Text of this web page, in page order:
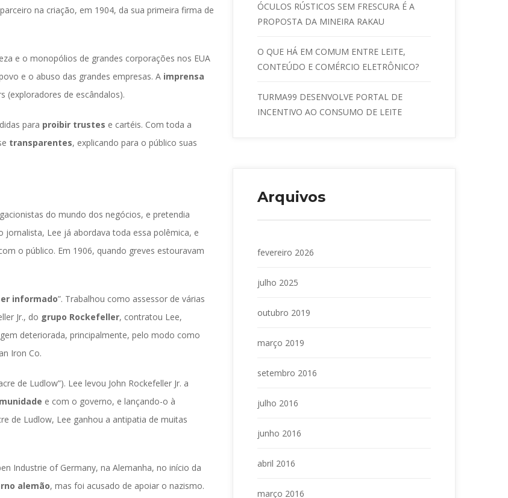
na criação, em 1904, da sua primeira firma de
e o monopólios de grandes corporações nos EUA
e o abuso das grandes empresas. A imprensa
(exploradores de escândalos).
para proibir trustes e cartéis. Com toda a
transparente, explicando para o público suas
do mundo dos negócios, e pretendia
jornalista, Lee já abordava toda essa polêmica, e
o público. Em 1906, quando greves estouravam
informado”. Trabalhou como assessor de várias
Jr., do grupo Rockefeller, contratou Lee,
deteriorada, principalmente, pelo modo como
Iron Co.
de Ludlow”). Lee levou John Rockefeller Jr. a
e com o governo, e lançando-o à
de Ludlow, Lee ganhou a antipatia de muitas
Industrie of Germany, na Alemanha, no início da
alemão, mas foi acusado de apoiar o nazismo.
ÓCULOS RÚSTICOS SEM FRESCURA É A
PROPOSTA DA MINEIRA RAKAU
O QUE HÁ EM COMUM ENTRE LEITE,
CONTEÚDO E COMÉRCIO ELETRÔNICO?
TURMA99 DESENVOLVE PORTAL DE
INCENTIVO AO CONSUMO DE LEITE
Arquivo
fevereiro 2026
julho 2025
outubro 2019
março 2019
etembro 2016
julho 2016
junho 2016
abril 2016
março 2016